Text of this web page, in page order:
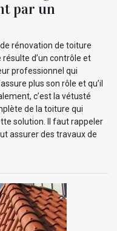
par un
rénovation de toiture
résulte d’un contrôle et
professionnel qui
plus son rôle et qu’il
c’est la vétusté
de la toiture qui
solution. Il faut rappeler
assurer des travaux de